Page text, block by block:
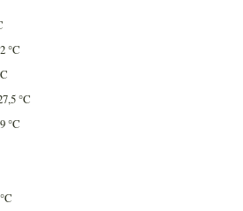
°C
°C
°C